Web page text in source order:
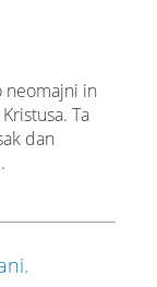
neomajni in
Ta
dan